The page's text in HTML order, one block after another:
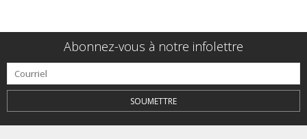
Abonnez-vous à notre infolettre
SOUMETTRE